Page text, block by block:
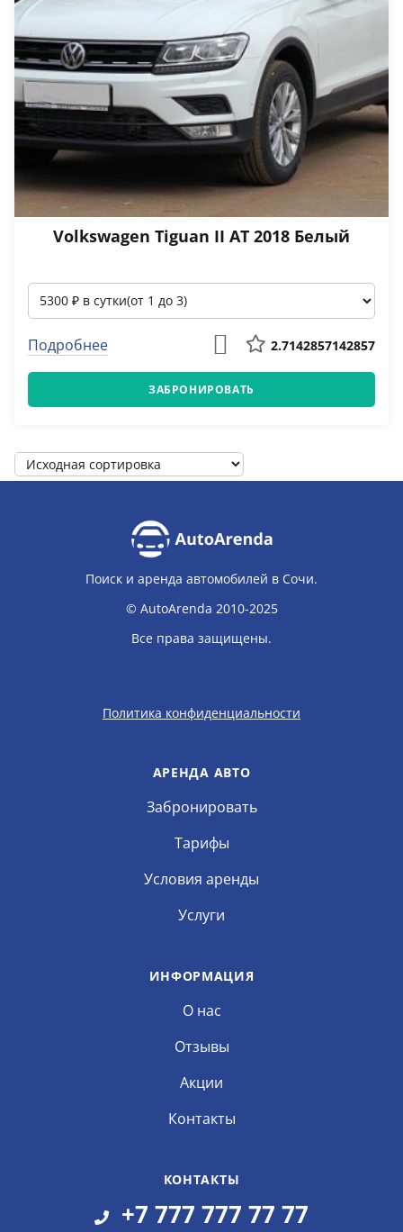
Volkswagen Tiguan II АТ 2018 Белый
Подробнее 2.7142857142857
ЗАБРОНИРОВАТЬ
Поиск и аренда автомобилей в Сочи.
© AutoArenda 2010-2025
Все права защищены.
Политика конфиденциальности
АРЕНДА АВТО
Забронировать
Тарифы
Условия аренды
Услуги
ИНФОРМАЦИЯ
О нас
Отзывы
Акции
Контакты
КОНТАКТЫ
+7 777 777 77 77